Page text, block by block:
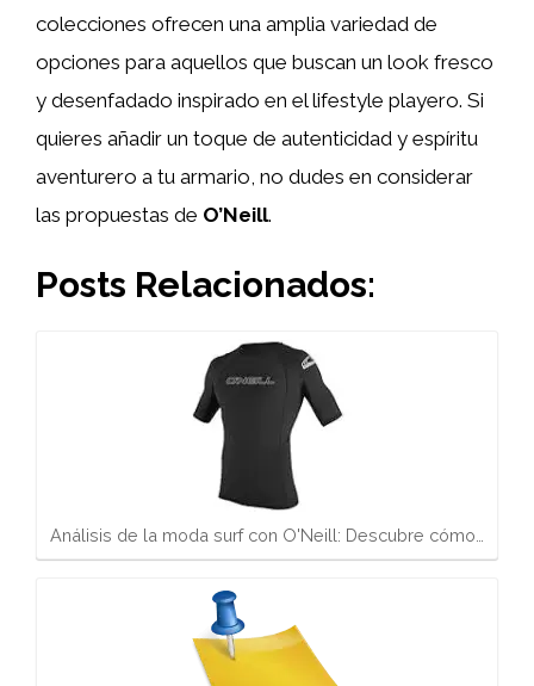
colecciones ofrecen una amplia variedad de
opciones para aquellos que buscan un look fresco
y desenfadado inspirado en el lifestyle playero. Si
quieres añadir un toque de autenticidad y espíritu
aventurero a tu armario, no dudes en considerar
las propuestas de O’Neill.
Posts Relacionados:
Análisis de la moda surf con O'Neill: Descubre cómo…